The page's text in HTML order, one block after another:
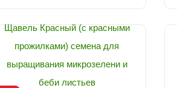
Щавель Красный (с красными
прожилками) семена для
выращивания микрозелени и
беби листьев